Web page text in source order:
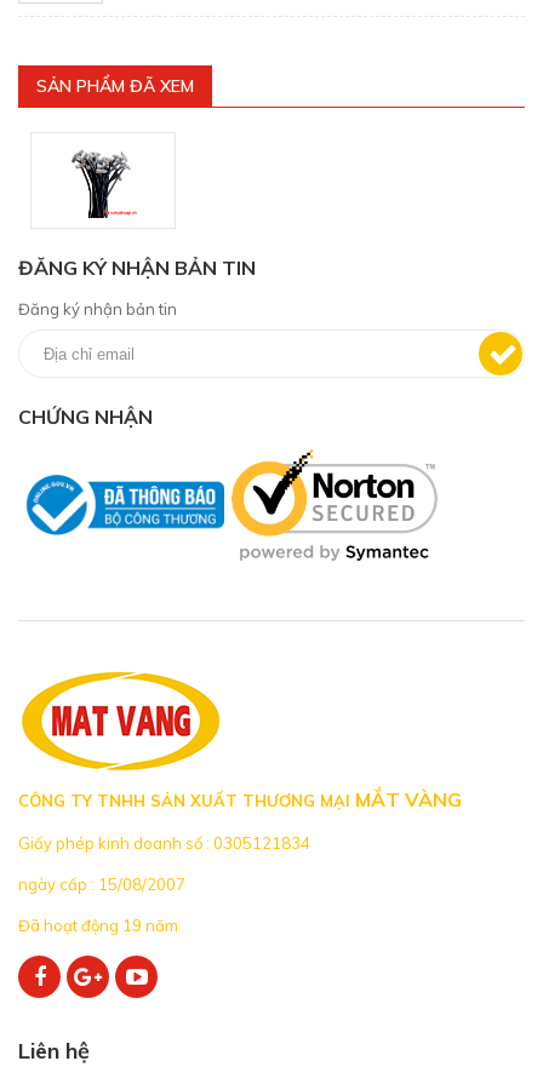
SẢN PHẨM ĐÃ XEM
ĐĂNG KÝ NHẬN BẢN TIN
Đăng ký nhận bản tin
CHỨNG NHẬN
CÔNG TY TNHH SẢN XUẤT THƯƠNG MẠI MẮT VÀNG
Giấy phép kinh doanh số : 0305121834
ngày cấp : 15/08/2007
Đã hoạt động 19 năm
Liên hệ